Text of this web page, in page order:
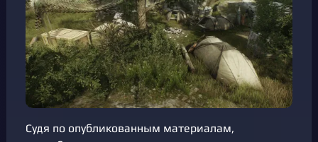
Судя по опубликованным материалам,